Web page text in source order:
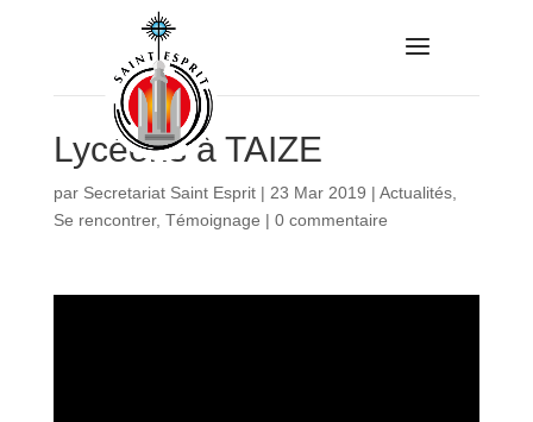
Lycéens à TAIZE
par Secretariat Saint Esprit| 23 Mar 2019 | Actualités,
Se rencontrer, Témoignage | 0 commentaire